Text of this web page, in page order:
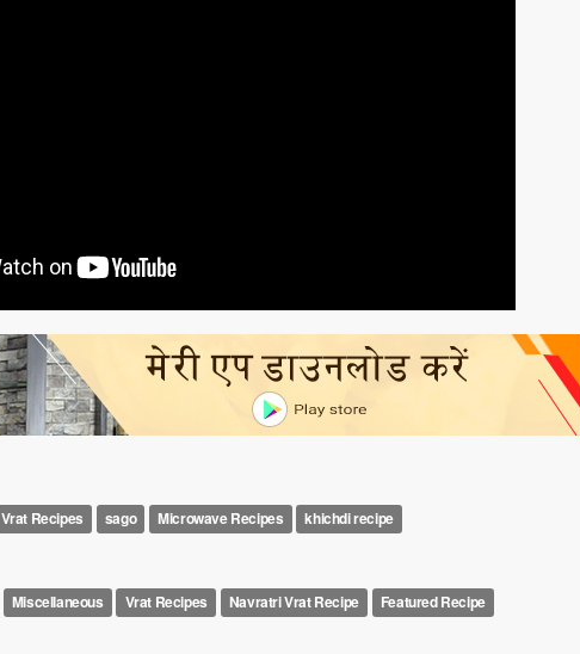
Vrat Recipes sago Microwave Recipes khichdi recipe
Miscellaneous Vrat Recipes Navratri Vrat Recipe
Featured Recipe